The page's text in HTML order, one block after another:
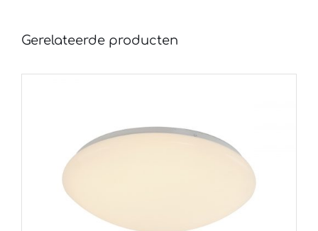
Gerelateerde producten